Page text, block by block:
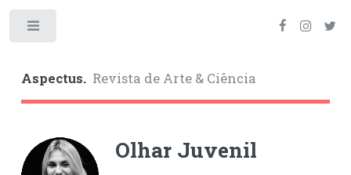
Aspectus.Revista de Arte & Ciência
Olhar Juvenil